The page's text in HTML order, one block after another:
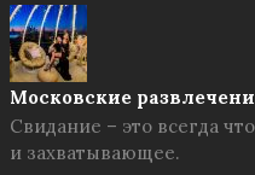
Московские
Свидание – это всегда
и захватывающее.